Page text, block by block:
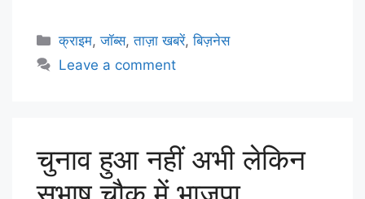
क्राइम,जॉब्स,ताज़ा खबरें,बिज़नेस
Leave a comment
चुनाव हुआ नहीं अभी लेकिन